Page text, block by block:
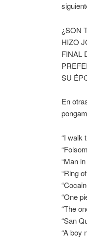
¿SON
HIZO
FINAL
SU
En
“I walk
“Man
“Ring
“One
“The
“San
“A boy